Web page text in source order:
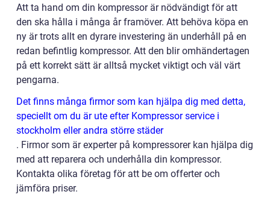
Att ta hand om din kompressor är nödvändigt för att
den ska hålla i många år framöver. Att behöva köpa en
ny är trots allt en dyrare investering än underhåll på en
redan befintlig kompressor. Att den blir omhändertagen
på ett korrekt sätt är alltså mycket viktigt och väl värt
pengarna.
Det finns många firmor som kan hjälpa dig med detta,
speciellt om du är ute efter Kompressor service i
stockholm eller andra större städer
. Firmor som är experter på kompressorer kan hjälpa dig
med att reparera och underhålla din kompressor.
Kontakta olika företag för att be om offerter och
jämföra priser.